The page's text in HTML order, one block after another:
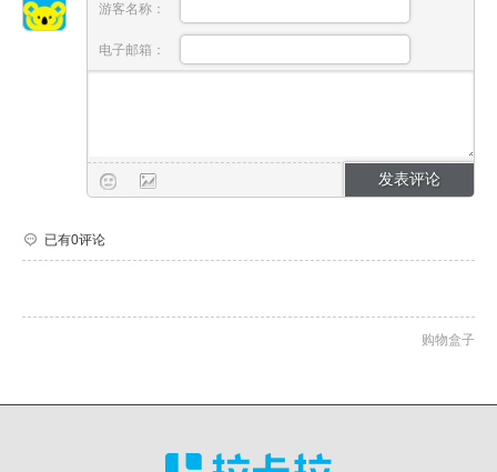
游客名称：
电子邮箱：
已有0评论
购物盒子